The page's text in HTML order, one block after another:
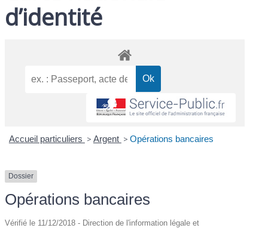
d’identité
Accueil particuliers > Argent > Opérations bancaires
Dossier
Opérations bancaires
Vérifié le 11/12/2018 - Direction de l'information légale et